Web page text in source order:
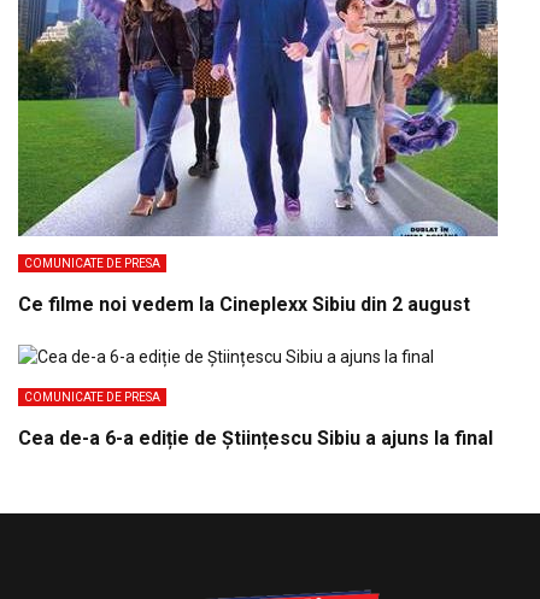
COMUNICATE DE PRESA
Ce filme noi vedem la Cineplexx Sibiu din 2 august
COMUNICATE DE PRESA
Cea de-a 6-a ediție de Științescu Sibiu a ajuns la final